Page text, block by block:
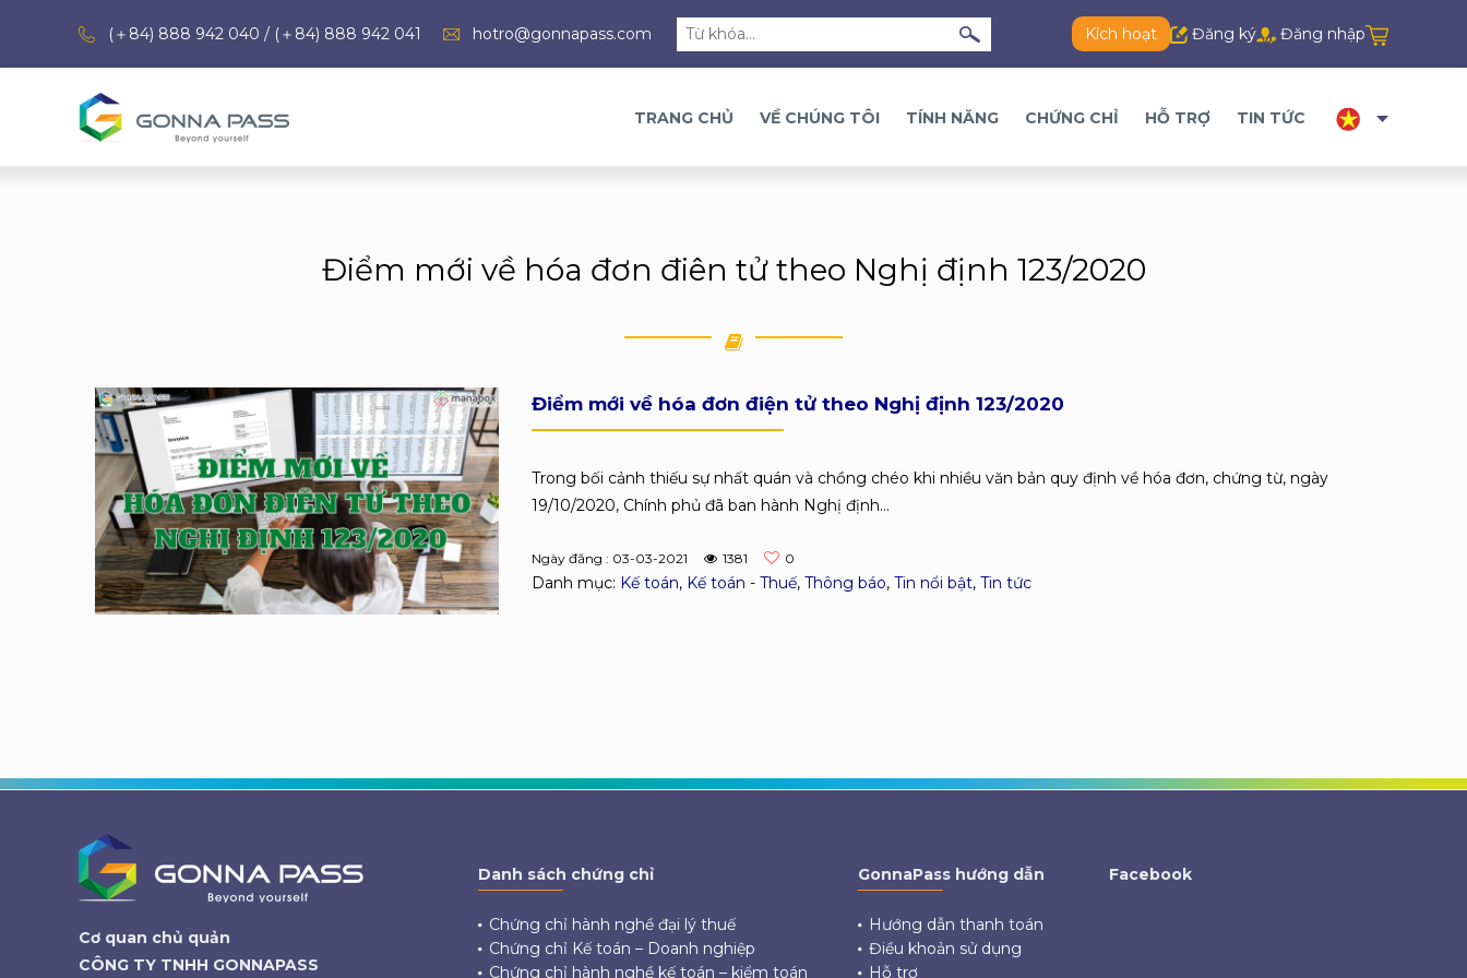
(＋84) 888 942 040 / (＋84) 888 942 041 hotro@gonnapass.com Kích hoạt Đăng ký Đăng nhập
TRANG CHỦ VỀ CHÚNG TÔI TÍNH NĂNG CHỨNG CHỈ HỖ TRỢ TIN TỨC
Điểm mới về hóa đơn điên tử theo Nghị định 123/2020
Điểm mới về hóa đơn điện tử theo Nghị định 123/2020
Trong bối cảnh thiếu sự nhất quán và chồng chéo khi nhiều văn bản quy định về hóa đơn, chứng từ, ngày
19/10/2020, Chính phủ đã ban hành Nghị định...
Ngày đăng : 03-03-2021 1381 0
Danh mục: Kế toán, Kế toán - Thuế, Thông báo, Tin nổi bật, Tin tức
Cơ quan chủ quản
CÔNG TY TNHH GONNAPASS
Danh sách chứng chỉ
Chứng chỉ hành nghề đại lý thuế
Chứng chỉ Kế toán – Doanh nghiệp
Chứng chỉ hành nghề kế toán – kiểm toán
GonnaPass hướng dẫn
Hướng dẫn thanh toán
Điều khoản sử dụng
Hỗ trợ
Facebook